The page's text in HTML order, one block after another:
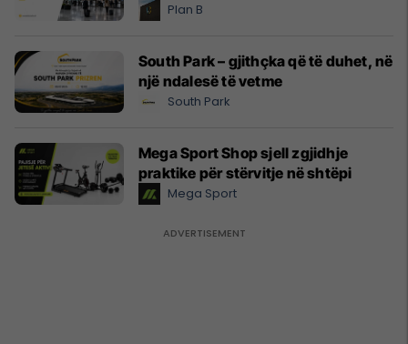
Plan B
South Park – gjithçka që të duhet, në
një ndalesë të vetme
South Park
Mega Sport Shop sjell zgjidhje
praktike për stërvitje në shtëpi
Mega Sport